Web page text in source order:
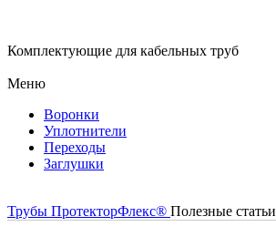
Комплектующие для кабельных труб
Меню
Воронки
Уплотнители
Переходы
Заглушки
Трубы ПротекторФлекс® Полезные статьи